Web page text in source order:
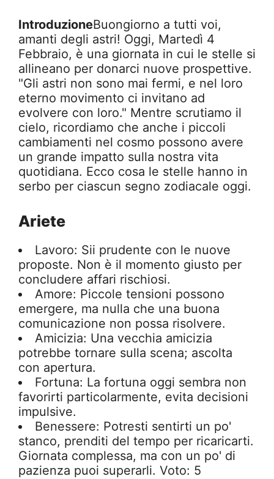
IntroduzioneBuongiorno a tutti voi,
amanti degli astri! Oggi, Martedì 4
Febbraio, è una giornata in cui le stelle si
allineano per donarci nuove prospettive.
"Gli astri non sono mai fermi, e nel loro
eterno movimento ci invitano ad
evolvere con loro." Mentre scrutiamo il
cielo, ricordiamo che anche i piccoli
cambiamenti nel cosmo possono avere
un grande impatto sulla nostra vita
quotidiana. Ecco cosa le stelle hanno in
serbo per ciascun segno zodiacale oggi.
Ariete
Lavoro: Sii prudente con le nuove
proposte. Non è il momento giusto per
concludere affari rischiosi.
Amore: Piccole tensioni possono
emergere, ma nulla che una buona
comunicazione non possa risolvere.
Amicizia: Una vecchia amicizia
potrebbe tornare sulla scena; ascolta
con apertura.
Fortuna: La fortuna oggi sembra non
favorirti particolarmente, evita decisioni
impulsive.
Benessere: Potresti sentirti un po'
stanco, prenditi del tempo per ricaricarti.
Giornata complessa, ma con un po' di
pazienza puoi superarli. Voto: 5